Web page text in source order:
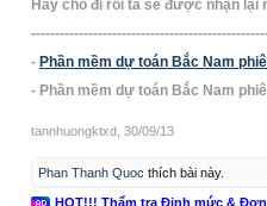
Hãy cho đi rồi ta sẽ được nhận lại
- Phần mềm dự toán Bắc Nam
- Phần mềm dự toán Bắc Nam
tannhuongktxd 30/09/13
Phan Thanh Quoc thích bài này.
HOT!!! Thẩm tra Định mức & Đơn